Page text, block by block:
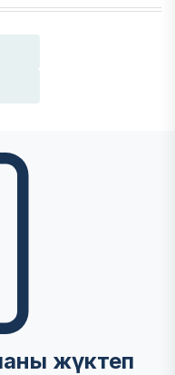
жүктеп